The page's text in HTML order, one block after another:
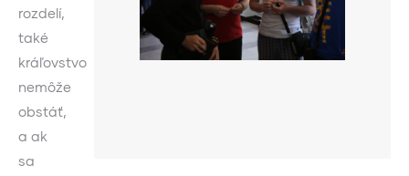
rozdelí,
také
kráľovstvo
nemôže
obstáť,
a ak
sa